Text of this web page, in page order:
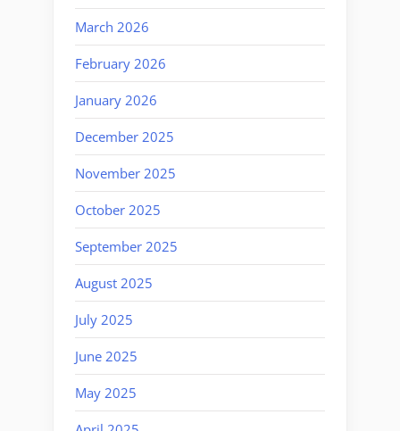
March 2026
February 2026
January 2026
December 2025
November 2025
October 2025
September 2025
August 2025
July 2025
June 2025
May 2025